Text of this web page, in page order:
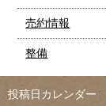
売約情報
整備
投稿日カレンダー